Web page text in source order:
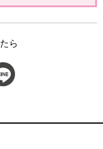
ら